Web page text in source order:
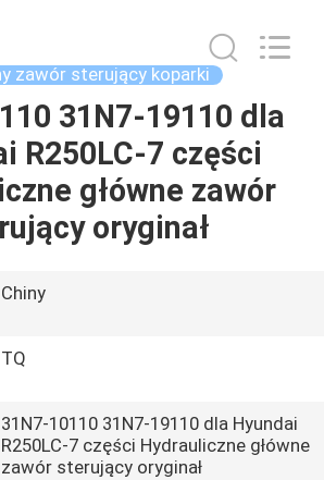
zawór sterujący koparki
31N7-19110 dla
R250LC-7 części
główne zawór
oryginał
Chiny
TQ
31N7-10110 31N7-19110 dla Hyundai
R250LC-7 części Hydrauliczne główne
zawór sterujący oryginał